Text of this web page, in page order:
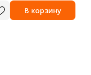
В корзину